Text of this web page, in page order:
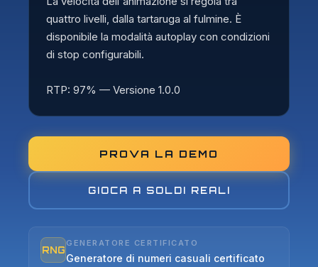
quattro livelli, dalla tartaruga al fulmine. È
disponibile la modalità autoplay con condizioni
di stop configurabili.
RTP: 97% — Versione 1.0.0
PROVA LA DEMO
GIOCA A SOLDI REALI
RNG
GENERATORE CERTIFICATO
Generatore di numeri casuali certificato